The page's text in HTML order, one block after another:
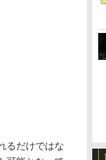
るだけではな